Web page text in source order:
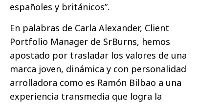
españoles y británicos”.
En palabras de Carla Alexander, Client
Portfolio Manager de SrBurns, hemos
apostado por trasladar los valores de una
marca joven, dinámica y con personalidad
arrolladora como es Ramón Bilbao a una
experiencia transmedia que logra la